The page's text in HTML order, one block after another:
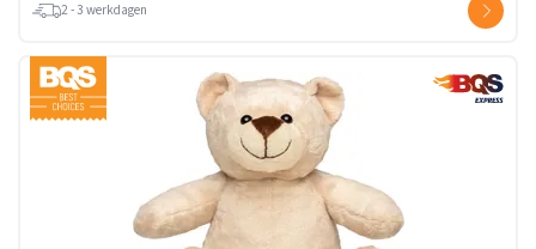
2 - 3 werkdagen